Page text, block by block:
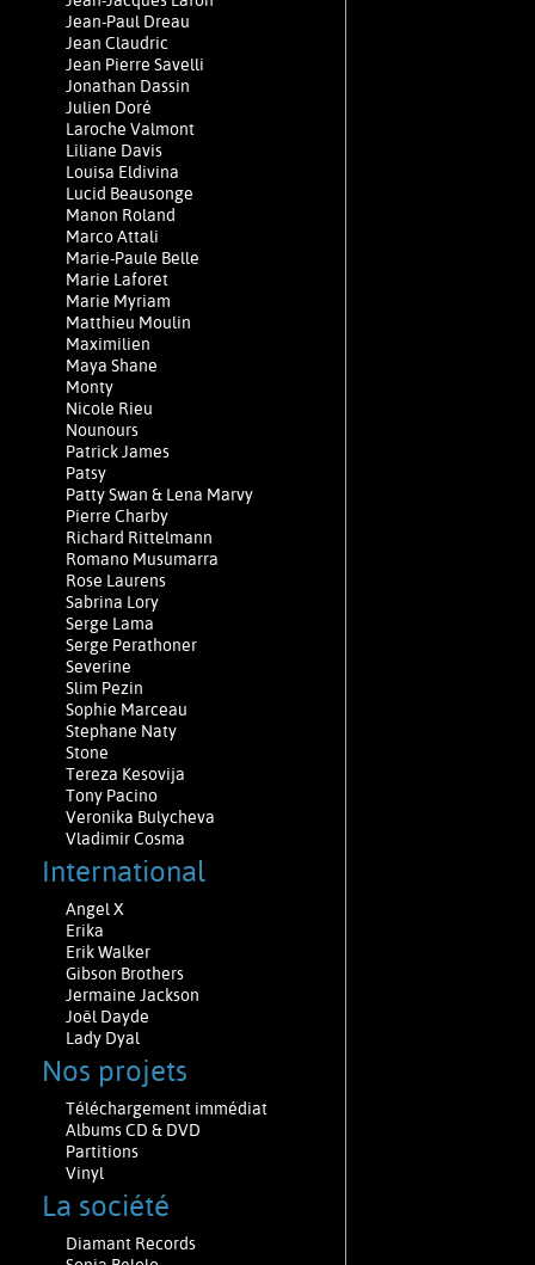
Jean-Paul Dreau
Jean Claudric
Jean Pierre Savelli
Jonathan Dassin
Julien Doré
Laroche Valmont
Liliane Davis
Louisa Eldivina
Lucid Beausonge
Manon Roland
Marco Attali
Marie-Paule Belle
Marie Laforêt
Marie Myriam
Matthieu Moulin
Maximilien
Maya Shane
Monty
Nicole Rieu
Nounours
Patrick James
Patsy
Patty Swan & Lena Marvy
Pierre Charby
Richard Rittelmann
Romano Musumarra
Rose Laurens
Sabrina Lory
Serge Lama
Serge Perathoner
Severine
Slim Pezin
Sophie Marceau
Stephane Naty
Stone
Tereza Kesovija
Tony Pacino
Veronika Bulycheva
Vladimir Cosma
International
Angel X
Erika
Erik Walker
Gibson Brothers
Jermaine Jackson
Joël Dayde
Lady Dyal
Nos projets
Téléchargement immédiat
Albums CD & DVD
Partitions
Vinyl
La société
Diamant Records